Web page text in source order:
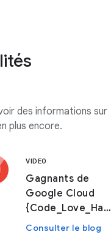
des informations sur
plus encore.
VIDEO
Gagnants de
Google Cloud
{Code_Love_Hack
} !
Consulter le blog